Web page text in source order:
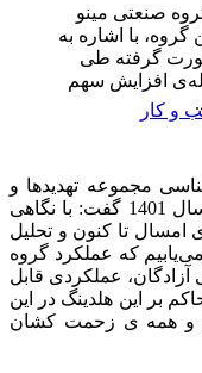
و کار
صنعتی مینو
با اشاره به
گرفته طی
افزایش سهم
مجموعه تهدیدها و
فرصت‌های پیش آمده برای این گروه در سال 1401 گفت: با نگاهی
امسال تا کنون و تحلیل
که عملکرد گروه
عملکردی قابل
بر این هلدینگ در این
و همه ی زحمت کشان